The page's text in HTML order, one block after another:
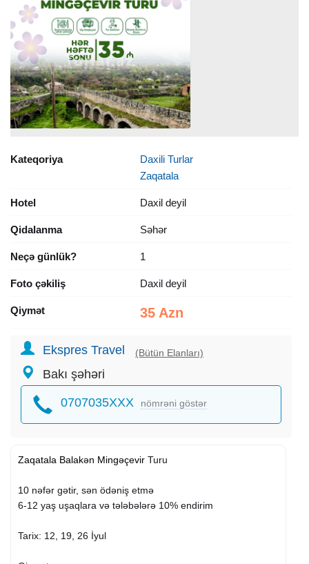
Kateqoriya
Daxili Turlar
Zaqatala
Hotel Daxil deyil
Qidalanma Səhər
Neçə günlük? 1
Foto çəkiliş Daxil deyil
Qiymət 35 Azn
Ekspres Travel (Bütün Elanları)
Bakı şəhəri
0707035XXX nömrəni göstər
Zaqatala Balakən Mingəçevir Turu
10 nəfər gətir, sən ödəniş etmə
6-12 yaş uşaqlara və tələbələrə 10% endirim
Tarix: 12, 19, 26 İyul